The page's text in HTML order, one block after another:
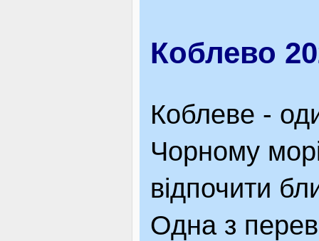
Коблево
Коблеве -
Чорному
відпочити
Одна з